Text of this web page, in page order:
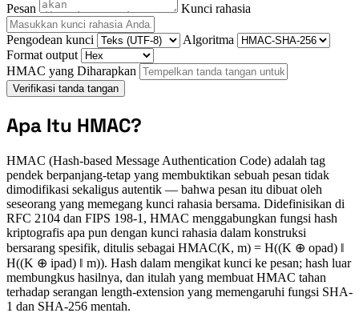
Pesan Kunci rahasia
Pengodean kunci
Algoritma
Format output
HMAC yang Diharapkan
Verifikasi tanda tangan
Apa Itu HMAC?
HMAC (Hash-based Message Authentication Code) adalah tag
pendek berpanjang-tetap yang membuktikan sebuah pesan tidak
dimodifikasi sekaligus autentik — bahwa pesan itu dibuat oleh
seseorang yang memegang kunci rahasia bersama. Didefinisikan di
RFC 2104 dan FIPS 198-1, HMAC menggabungkan fungsi hash
kriptografis apa pun dengan kunci rahasia dalam konstruksi
bersarang spesifik, ditulis sebagai HMAC(K, m) = H((K ⊕ opad) ‖
H((K ⊕ ipad) ‖ m)). Hash dalam mengikat kunci ke pesan; hash luar
membungkus hasilnya, dan itulah yang membuat HMAC tahan
terhadap serangan length-extension yang memengaruhi fungsi SHA-
1 dan SHA-256 mentah.